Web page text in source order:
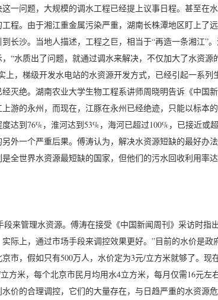
一问题，大规模的调水工程已经提上议事日程。甚至在
程。由于湘江重金属污染严重，湖南长株潭地区盯上了
长沙。当地人描述，工程之巨，相当于“再造一条湘江”
“水质出了问题，就通过调水来解决，不仅加大了水资源
，梯级开发水电站的水资源开发方式，已经引起一系列
灭绝。湖南农业大学生物工程系讲师周晓明告诉《中国
游的永州，而现在，江豚在永州已经绝迹，只能以标本
达到76%，淮河达到53%，海河已超过100%，已接近或
外一个严重后果。傅涛认为，解决水资源短缺的最好办
全世界水资源最短缺的国家，但他们的污水回收利用率
来管理水资源。傅涛在接受《中国新闻周刊》采访时指
际上，通过市场手段来调控效果更好。”目前的水价是政
市，假如只有500万人，水价定为3元/立方米就够了。现
方米，每个北京市民月均用水4立方米，每月仅需16元左
价的合理调控，它们的大量存在，与日趋严重的水资源